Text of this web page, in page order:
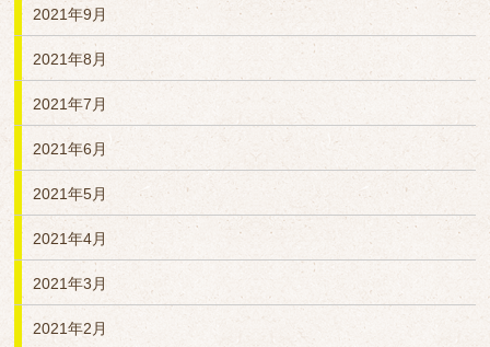
2021年9月
2021年8月
2021年7月
2021年6月
2021年5月
2021年4月
2021年3月
2021年2月